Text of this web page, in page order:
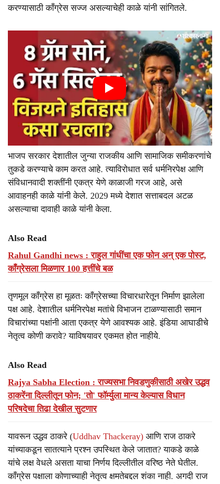
करण्यासाठी काँग्रेस सज्ज असल्याचेही काळे यांनी सांगितले.
भाजप सरकार देशातील जुन्या राजकीय आणि सामाजिक समीकरणांचे
तुकडे करण्याचे काम करत आहे. त्याविरोधात सर्व धर्मनिरपेक्ष आणि
संविधानवादी शक्तींनी एकत्र येणे काळाजी गरज आहे, असे
आवाहनही काळे यांनी केले. 2029 मध्ये देशात सत्ताबदल अटळ
असल्याचा दावाही काळे यांनी केला.
Also Read
Rahul Gandhi news : राहुल गांधींचा एक फोन अन् एक पोस्ट,
काँग्रेसला मिळणार 100 हत्तींचे बळ
तृणमूल काँग्रेस हा मूळतः काँग्रेसच्या विचारधारेतून निर्माण झालेला
पक्ष आहे. देशातील धर्मनिरपेक्ष मतांचे विभाजन टाळण्यासाठी समान
विचारांच्या पक्षांनी आता एकत्र येणे आवश्यक आहे. इंडिया आघाडीचे
नेतृत्व कोणी करावे? याविषयावर एकमत होत नाहीये.
Also Read
Rajya Sabha Election : राज्यसभा निवडणुकीसाठी अखेर उद्धव
ठाकरेंना दिल्लीतून फोन; 'तो' फॉर्म्युला मान्य केल्यास विधान
परिषदेचा तिढा देखील सुटणार
यावरून उद्धव ठाकरे (Uddhav Thackeray) आणि राज ठाकरे
यांच्याकडून सातत्याने प्रश्न उपस्थित केले जातात? याकडे काळे
यांचे लक्ष वेधले असता याचा निर्णय दिल्लीतील वरिष्ठ नेते घेतील.
काँग्रेस पक्षाला कोणाच्याही नेतृत्व क्षमतेबद्दल शंका नाही. अगदी राज